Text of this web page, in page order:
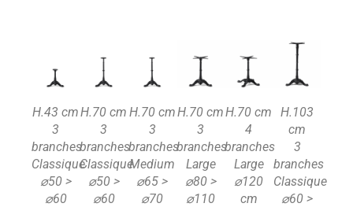
H.43 cm
3
branches
Classique
⌀50 >
⌀60
H.70 cm
3
branches
Classique
⌀50 >
⌀60
H.70 cm
3
branches
Medium
⌀65 >
⌀70
H.70 cm
3
branches
Large
⌀80 >
⌀110
H.70 cm
4
branches
Large
⌀120
cm
H.103
cm
3
branches
Classique
⌀60 >